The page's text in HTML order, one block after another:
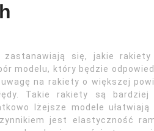
się, jakie
modelu, który będzie
na rakiety o większej
Takie rakiety są
lżejsze modele
jest elastyczność